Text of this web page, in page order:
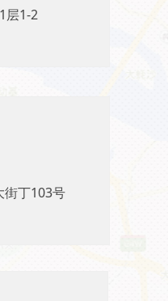
层1-2
层1-2
街丁103号
街丁103号